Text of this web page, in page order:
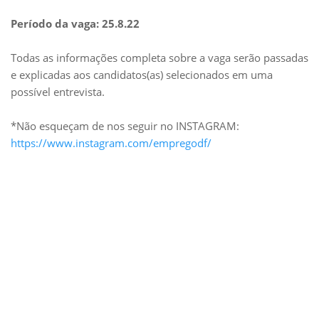
Período da vaga: 25.8.22
Todas as informações completa sobre a vaga serão passadas
e explicadas aos candidatos(as) selecionados em uma
possível entrevista.
*Não esqueçam de nos seguir no INSTAGRAM:
https://www.instagram.com/empregodf/